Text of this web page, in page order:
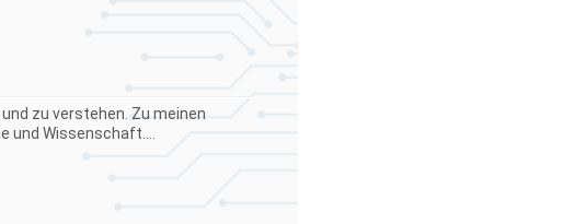
zu verstehen. Zu meinen
Wissenschaft....